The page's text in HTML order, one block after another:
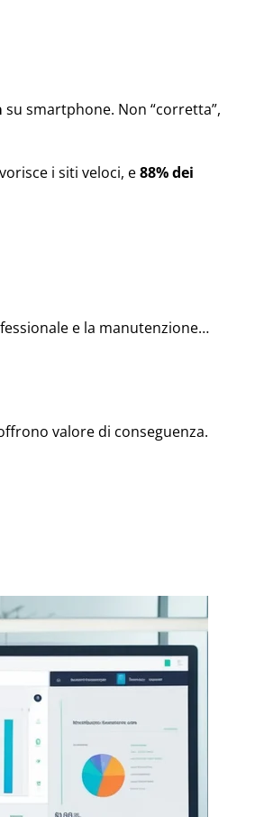
su smartphone. Non “corretta”,
i siti veloci, e88% dei
e la manutenzione…
valore di conseguenza.